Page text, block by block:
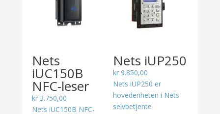
Nets
iUC150B
NFC-leser
kr3.750,00
Nets iUC150B NFC-
Nets iUP250
kr 9.850,00
Nets iUP250 er
hovedenheten i Nets
selvbetjente